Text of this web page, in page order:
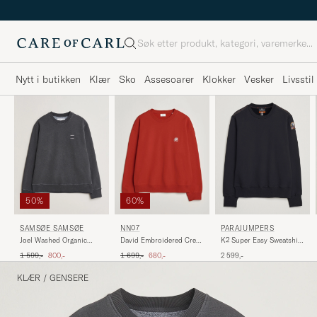
Søk
Nytt i butikken Klær Sko Assesoarer Klokker Vesker Livsstil
50%
SAMSØE SAMSØE
Joel Washed Organic
Ordinær pris
1 599,- Nedsatt pris
800,-
60%
NN07
David Embroidered Crew
Ordinær pris
1 699,- Nedsatt pris
680,-
PARAJUMPERS
K2 Super Easy Sweatshirt
2 599,-
KLÆR / GENSERE